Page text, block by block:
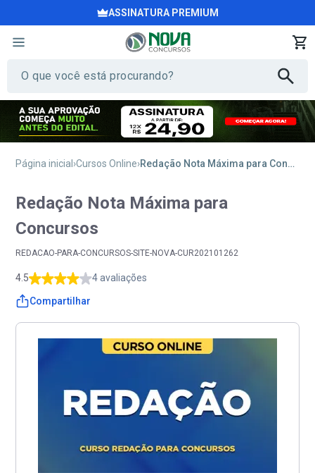
ASSINATURA PREMIUM
Página inicial Cursos Online Redação Nota Máxima para Concursos
Redação Nota Máxima para
Concursos
REDACAO-PARA-CONCURSOS-SITE-NOVA-CUR202101262
4.5 4 avaliações
Compartilhar